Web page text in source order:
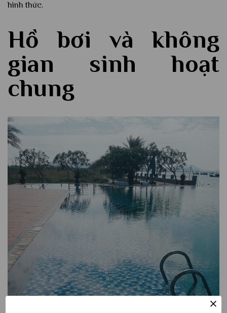
hình thức.
Hồ bơi và không
gian sinh hoạt
chung